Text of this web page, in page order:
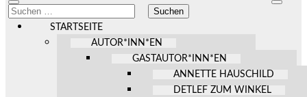
Mobile-
Menü
ein-/ausblenden
Suchen
nach:
STARTSEITE
AUTOR*INN*EN
GASTAUTOR*INN*EN
ANNETTE HAUSCHILD
DETLEF ZUM WINKEL